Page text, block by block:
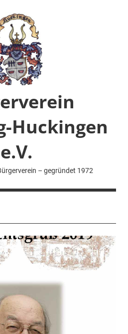
Huckingen
e.V.
– gegründet 1972